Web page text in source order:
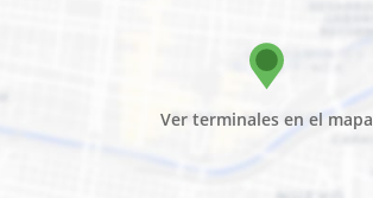
Ver terminales en el mapa